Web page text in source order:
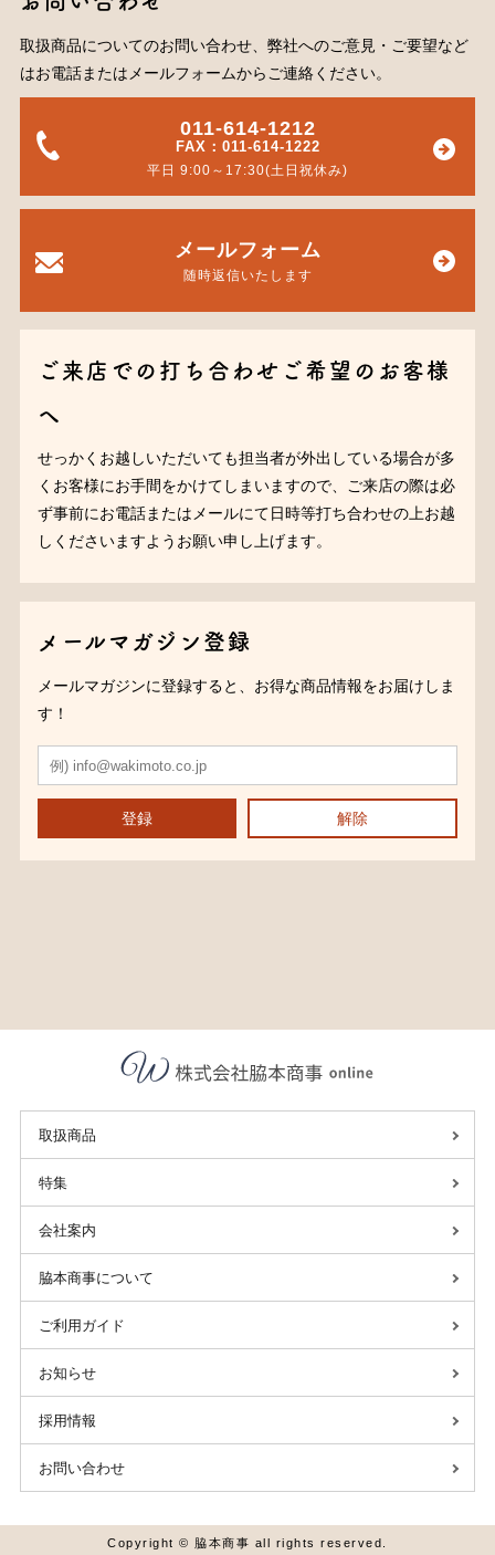
取扱商品についてのお問い合わせ、弊社へのご意見・ご要望など
はお電話またはメールフォームからご連絡ください。
011-614-1212
FAX：011-614-1222
平日 9:00～17:30(土日祝休み)
メールフォーム
随時返信いたします
ご来店での打ち合わせご希望のお客様
へ
せっかくお越しいただいても担当者が外出している場合が多
くお客様にお手間をかけてしまいますので、ご来店の際は必
ず事前にお電話またはメールにて日時等打ち合わせの上お越
しくださいますようお願い申し上げます。
メールマガジン登録
メールマガジンに登録すると、お得な商品情報をお届けしま
す！
登録 解除
取扱商品
特集
会社案内
脇本商事について
ご利用ガイド
お知らせ
採用情報
お問い合わせ
Copyright © 脇本商事 all rights reserved.